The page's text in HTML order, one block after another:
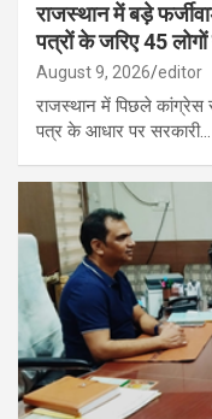
राजस्थान में बड़े
पत्रों के जरिए 45
August 9, 2026 editor
राजस्थान में पिछले कांग्रेस
पत्र के आधार पर सरकारी…